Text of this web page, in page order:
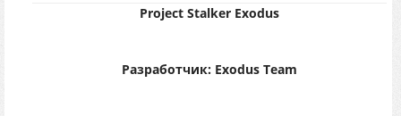
Project Stalker Exodus
Разработчик: Exodus Team